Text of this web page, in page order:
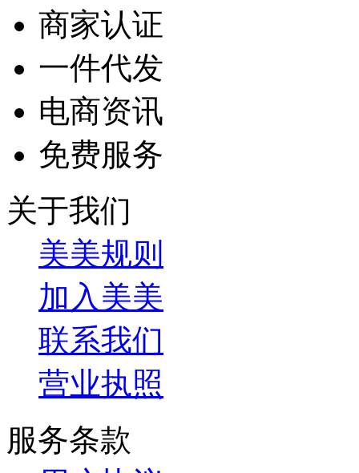
商家认证
一件代发
电商资讯
免费服务
关于我们
美美规则
加入美美
联系我们
营业执照
服务条款